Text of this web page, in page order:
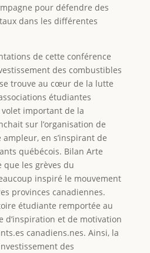
pour défendre des
dans les différentes
de cette conférence
des combustibles
trouve au cœur de la lutte
étudiantes
important de la
sur l’organisation de
en s’inspirant de
québécois. Bilan Arte
les grèves du
inspiré le mouvement
provinces canadiennes.
étudiante remportée au
d’inspiration et de motivation
canadiens.nes. Ainsi, la
des